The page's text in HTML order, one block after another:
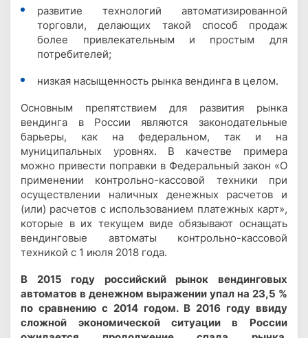
развитие технологий автоматизированной
торговли, делающих такой способ продаж
более привлекательным и простым для
потребителей;
низкая насыщенность рынка вендинга в целом.
Основным препятствием для развития рынка
вендинга в России являются законодательные
барьеры, как на федеральном, так и на
муниципальных уровнях. В качестве примера
можно привести поправки в Федеральный закон «О
применении контрольно-кассовой техники при
осуществлении наличных денежных расчетов и
(или) расчетов с использованием платежных карт»,
которые в их текущем виде обязывают оснащать
вендинговые автоматы контрольно-кассовой
техникой с 1 июля 2018 года.
В 2015 году российский рынок вендинговых
автоматов в денежном выражении упал на 23,5 %
по сравнению с 2014 годом. В 2016 году ввиду
сложной экономической ситуации в России